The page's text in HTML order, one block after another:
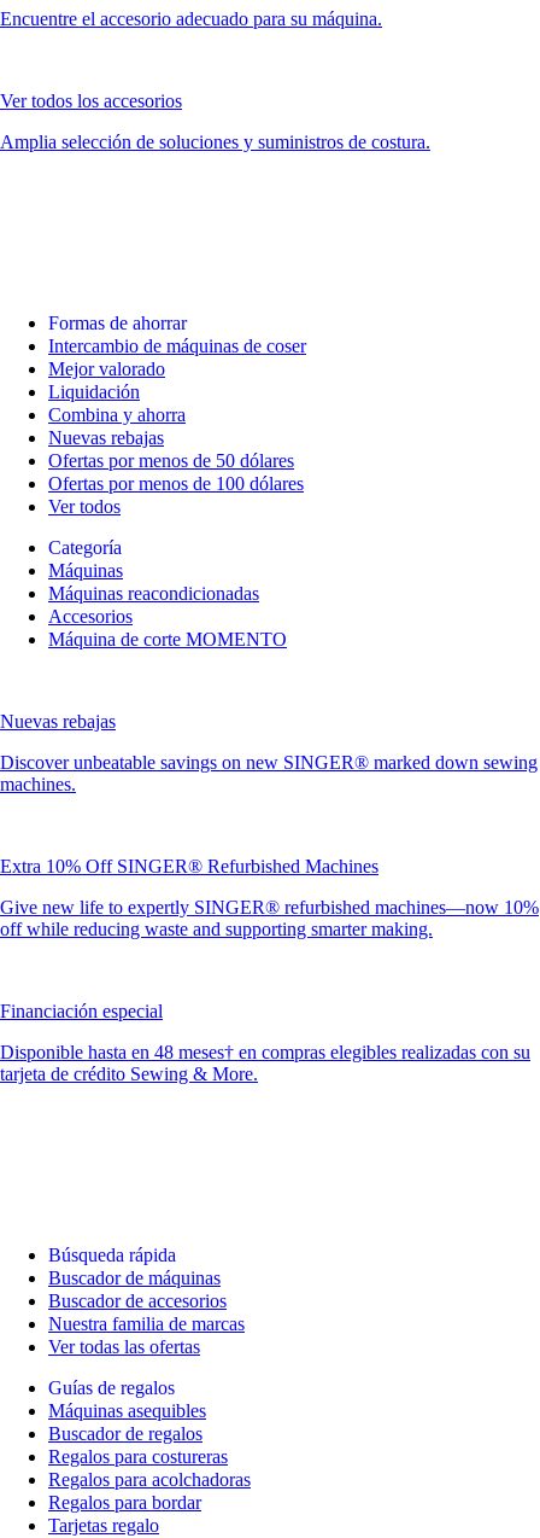
Encuentre el accesorio adecuado para su máquina.
Ver todos los accesorios
Amplia selección de soluciones y suministros de costura.
Formas de ahorrar
Intercambio de máquinas de coser
Mejor valorado
Liquidación
Combina y ahorra
Nuevas rebajas
Ofertas por menos de 50 dólares
Ofertas por menos de 100 dólares
Ver todos
Categoría
Máquinas
Máquinas reacondicionadas
Accesorios
Máquina de corte MOMENTO
Nuevas rebajas
Discover unbeatable savings on new SINGER® marked down sewing
machines.
Extra 10% Off SINGER® Refurbished Machines
Give new life to expertly SINGER® refurbished machines—now 10%
off while reducing waste and supporting smarter making.
Financiación especial
Disponible hasta en 48 meses† en compras elegibles realizadas con su
tarjeta de crédito Sewing & More.
Búsqueda rápida
Buscador de máquinas
Buscador de accesorios
Nuestra familia de marcas
Ver todas las ofertas
Guías de regalos
Máquinas asequibles
Buscador de regalos
Regalos para costureras
Regalos para acolchadoras
Regalos para bordar
Tarjetas regalo